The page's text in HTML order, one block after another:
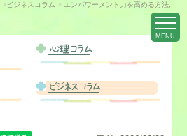
MENU
> ビジネスコラム > エンパワーメント力を高める方法,
心理コラム
ビジネスコラム